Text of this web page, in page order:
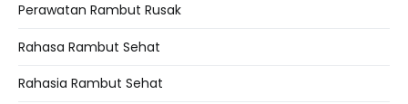
Perawatan Rambut Rusak
Rahasa Rambut Sehat
Rahasia Rambut Sehat